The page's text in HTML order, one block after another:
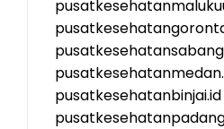
pusatkesehatanbinjai.id